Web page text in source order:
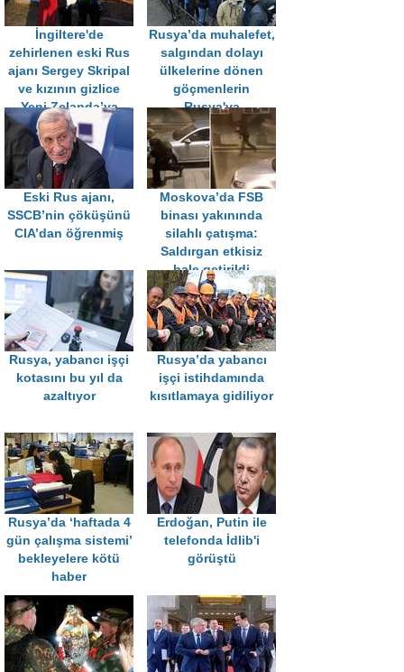
İngiltere'de
zehirlenen eski Rus
ajanı Sergey Skripal
ve kızının gizlice
Yeni Zelanda’ya
götürüldüğü iddia
edildi
Rusya’da muhalefet,
salgından dolayı
ülkelerine dönen
göçmenlerin
Rusya'ya
dönüşünün
kısıtlanmasını önerdi
Eski Rus ajanı,
SSCB’nin çöküşünü
CIA’dan öğrenmiş
Moskova’da FSB
binası yakınında
silahlı çatışma:
Saldırgan etkisiz
hale getirildi
Rusya, yabancı işçi
kotasını bu yıl da
azaltıyor
Rusya’da yabancı
işçi istihdamında
kısıtlamaya gidiliyor
Rusya’da ‘haftada 4
gün çalışma sistemi’
bekleyelere kötü
haber
Erdoğan, Putin ile
telefonda İdlib'i
görüştü